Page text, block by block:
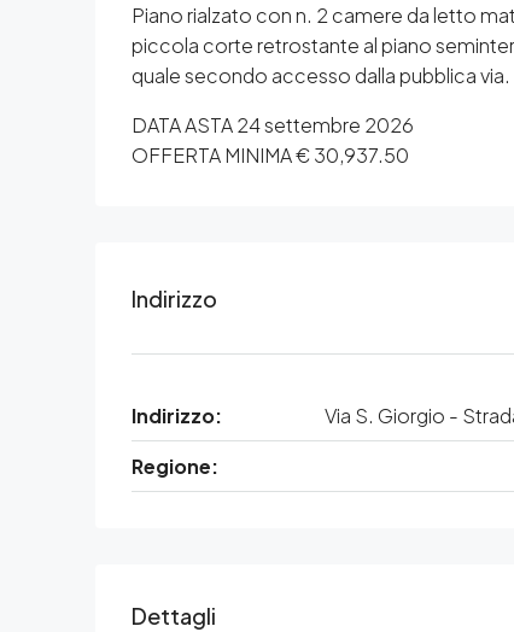
Piano rialzato con n. 2 camere da letto
piccola corte retrostante al piano
quale secondo accesso dalla pubblica via.
DATA ASTA 24 settembre 2026
OFFERTA MINIMA € 30,937.50
Indirizzo
Indirizzo: Via S. Giorgio -
Regione:
Dettagli